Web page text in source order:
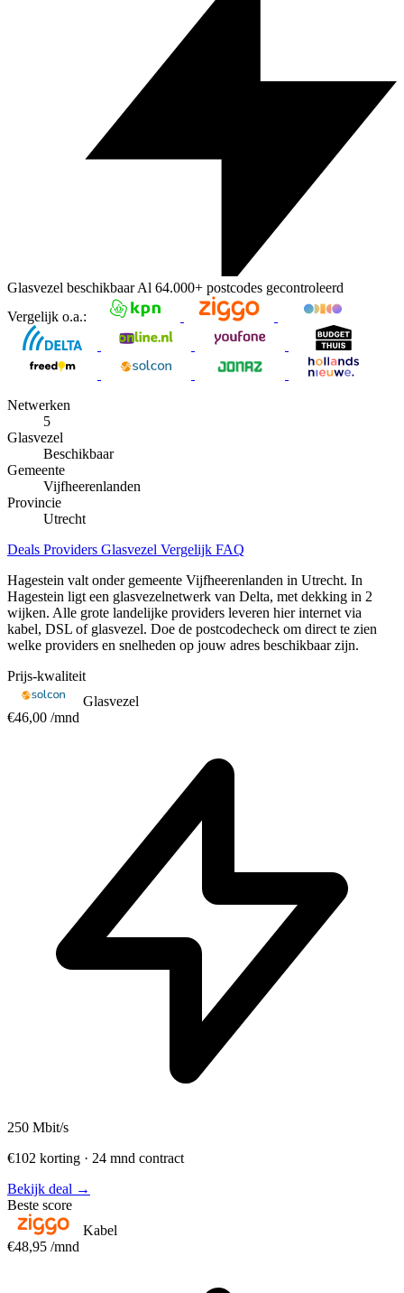
Glasvezel beschikbaarAl 64.000+ postcodes gecontroleerd
Vergelijk o.a.:
Netwerken
5
Glasvezel
Beschikbaar
Gemeente
Vijfheerenlanden
Provincie
Utrecht
Deals Providers Glasvezel Vergelijk FAQ
Hagestein valt onder gemeente Vijfheerenlanden in Utrecht. In
Hagestein ligt een glasvezelnetwerk van Delta, met dekking in 2
wijken. Alle grote landelijke providers leveren hier internet via
kabel, DSL of glasvezel. Doe de postcodecheck om direct te zien
welke providers en snelheden op jouw adres beschikbaar zijn.
Prijs-kwaliteit
Glasvezel
€46,00 /mnd
250 Mbit/s
€102 korting · 24 mnd contract
Bekijk deal →
Beste score
Kabel
€48,95 /mnd